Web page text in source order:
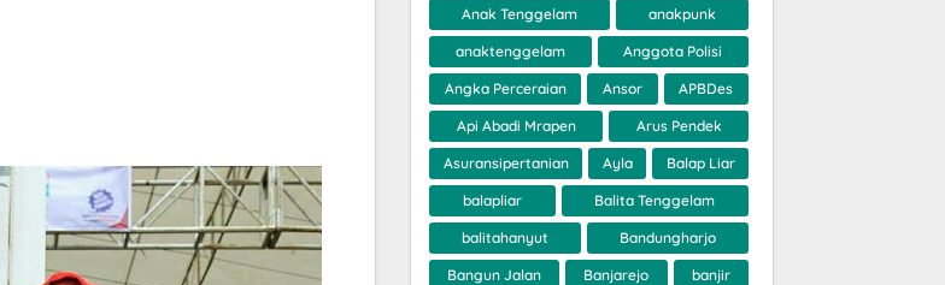
Anak Tenggelam anakpunk
anaktenggelam Anggota Polisi
Angka Perceraian Ansor APBDes
Api Abadi Mrapen Arus Pendek
Asuransipertanian Ayla Balap Liar
balapliar Balita Tenggelam
balitahanyut Bandungharjo
Bangun Jalan Banjarejo banjir